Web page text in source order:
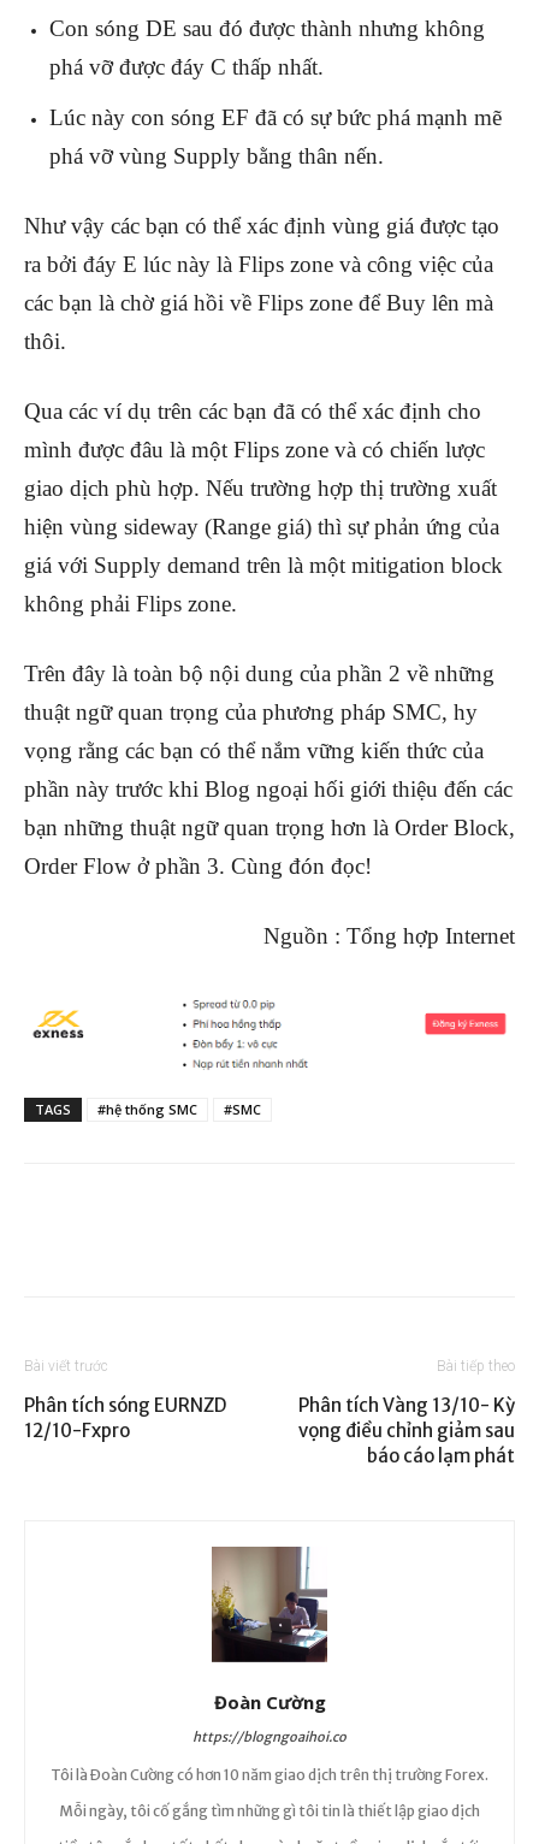
Con sóng DE sau đó được thành nhưng không
phá vỡ được đáy C thấp nhất.
Lúc này con sóng EF đã có sự bức phá mạnh mẽ
phá vỡ vùng Supply bằng thân nến.
Như vậy các bạn có thể xác định vùng giá được tạo
ra bởi đáy E lúc này là Flips zone và công việc của
các bạn là chờ giá hồi về Flips zone để Buy lên mà
thôi.
Qua các ví dụ trên các bạn đã có thể xác định cho
mình được đâu là một Flips zone và có chiến lược
giao dịch phù hợp. Nếu trường hợp thị trường xuất
hiện vùng sideway (Range giá) thì sự phản ứng của
giá với Supply demand trên là một mitigation block
không phải Flips zone.
Trên đây là toàn bộ nội dung của phần 2 về những
thuật ngữ quan trọng của phương pháp SMC, hy
vọng rằng các bạn có thể nắm vững kiến thức của
phần này trước khi Blog ngoại hối giới thiệu đến các
bạn những thuật ngữ quan trọng hơn là Order Block,
Order Flow ở phần 3. Cùng đón đọc!
Nguồn : Tổng hợp Internet
TAGS #hệ thống SMC #SMC
Bài viết trước
Phân tích sóng EURNZD
12/10-Fxpro
Bài tiếp theo
Phân tích Vàng 13/10- Kỳ
vọng điều chỉnh giảm sau
báo cáo lạm phát
Đoàn Cường
https://blogngoaihoi.co
Tôi là Đoàn Cường có hơn 10 năm giao dịch trên thị trường Forex.
Mỗi ngày, tôi cố gắng tìm những gì tôi tin là thiết lập giao dịch